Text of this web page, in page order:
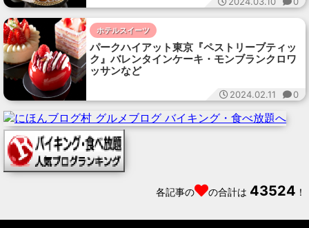
ホテルスイーツ
パークハイアット東京『ペストリーブティッ
ク』バレンタインケーキ・モンブランクロワ
ッサンなど
2024.02.11 0
各記事の の合計は 43524 ！